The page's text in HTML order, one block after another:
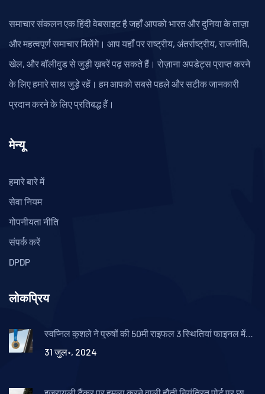
समाचार संकलन एक हिंदी वेबसाइट है जहाँ आपको भारत और दुनिया के ताज़ा
और महत्वपूर्ण समाचार मिलेंगे। आप यहाँ पर राष्ट्रीय, अंतर्राष्ट्रीय, राजनीति,
खेल, और बॉलीवुड से जुड़ी ख़बरें पढ़ सकते हैं। रोज़ाना अपडेट्स प्राप्त करने
के लिए हमारे साथ जुड़े रहें। हम आपको सबसे पहले और सटीक जानकारी
प्रदान करने के लिए प्रतिबद्ध हैं।
मेन्यू
हमारे बारे में
सेवा नियम
गोपनीयता नीति
संपर्क करें
DPDP
लोकप्रिय
स्वप्निल कुशले ने पुरुषों की 50मी राइफल 3 स्थितियां फाइनल में
31 जुल॰, 2024